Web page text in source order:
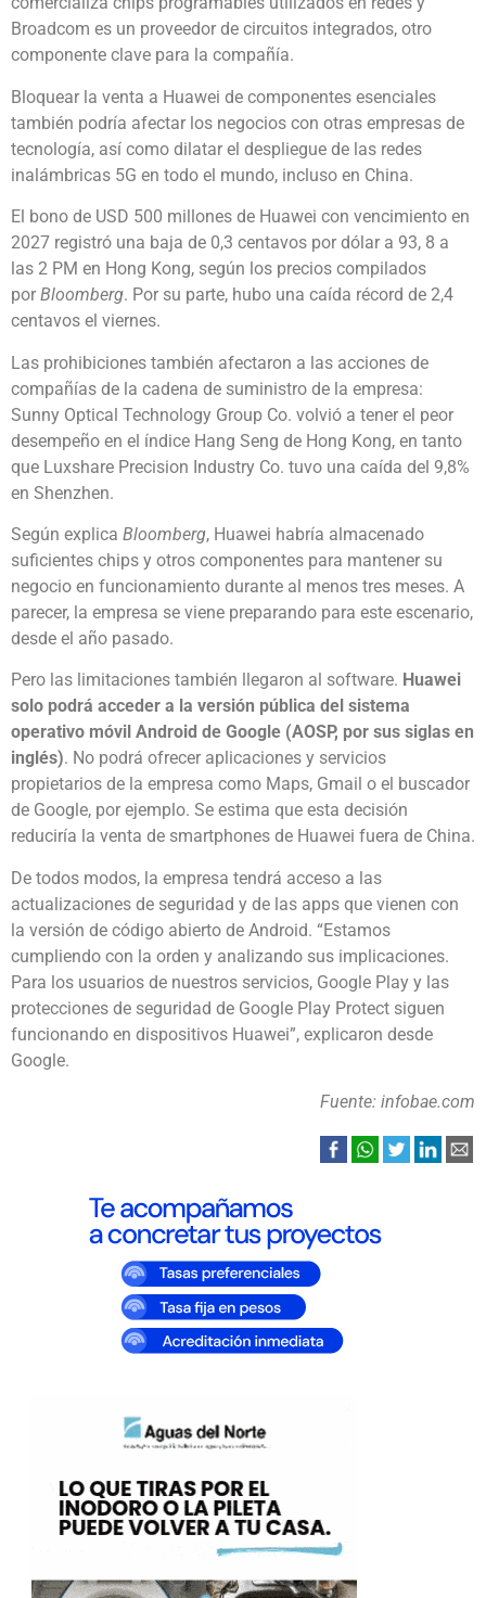
Broadcom es un proveedor de circuitos integrados, otro
componente clave para la compañía.
Bloquear la venta a Huawei de componentes esenciales
también podría afectar los negocios con otras empresas de
tecnología, así como dilatar el despliegue de las redes
inalámbricas 5G en todo el mundo, incluso en China.
El bono de USD 500 millones de Huawei con vencimiento en
2027 registró una baja de 0,3 centavos por dólar a 93, 8 a
las 2 PM en Hong Kong, según los precios compilados
por Bloomberg. Por su parte, hubo una caída récord de 2,4
centavos el viernes.
Las prohibiciones también afectaron a las acciones de
compañías de la cadena de suministro de la empresa:
Sunny Optical Technology Group Co. volvió a tener el peor
desempeño en el índice Hang Seng de Hong Kong, en tanto
que Luxshare Precision Industry Co. tuvo una caída del 9,8%
en Shenzhen.
Según explica Bloomberg, Huawei habría almacenado
suficientes chips y otros componentes para mantener su
negocio en funcionamiento durante al menos tres meses. A
parecer, la empresa se viene preparando para este escenario,
desde el año pasado.
Pero las limitaciones también llegaron al software. Huawei
solo podrá acceder a la versión pública del sistema
operativo móvil Android de Google (AOSP, por sus siglas en
inglés). No podrá ofrecer aplicaciones y servicios
propietarios de la empresa como Maps, Gmail o el buscador
de Google, por ejemplo. Se estima que esta decisión
reduciría la venta de smartphones de Huawei fuera de China.
De todos modos, la empresa tendrá acceso a las
actualizaciones de seguridad y de las apps que vienen con
la versión de código abierto de Android. “Estamos
cumpliendo con la orden y analizando sus implicaciones.
Para los usuarios de nuestros servicios, Google Play y las
protecciones de seguridad de Google Play Protect siguen
funcionando en dispositivos Huawei”, explicaron desde
Google.
Fuente: infobae.com